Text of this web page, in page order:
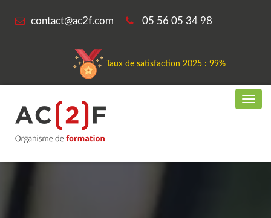
contact@ac2f.com 05 56 05 34 98
Taux de satisfaction 2025 : 99%